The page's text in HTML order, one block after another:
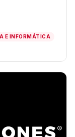
E INFORMÁTICA